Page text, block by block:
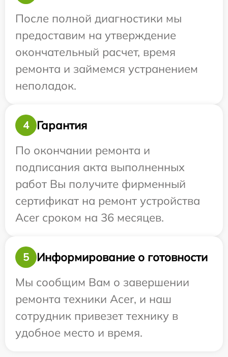
После полной диагностики мы
предоставим на утверждение
окончательный расчет, время
ремонта и займемся устранением
неполадок.
4
Гарантия
По окончании ремонта и
подписания акта выполненных
работ Вы получите фирменный
сертификат на ремонт устройства
Acer сроком на 36 месяцев.
5
Информирование о готовности
Мы сообщим Вам о завершении
ремонта техники Acer, и наш
сотрудник привезет технику в
удобное место и время.